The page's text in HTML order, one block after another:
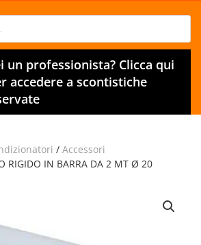
un professionista? Clicca qui
accedere a scontistiche
/ Accessori
RIGIDO IN BARRA DA 2 MT Ø 20